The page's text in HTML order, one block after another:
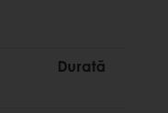
Durată